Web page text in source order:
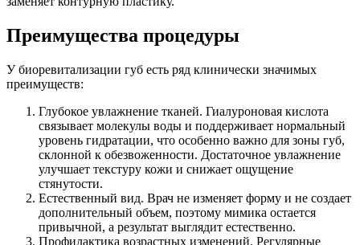
Преимущества процедуры
У биоревитализации губ есть ряд клинически значимых
преимуществ:
Глубокое увлажнение тканей. Гиалуроновая кислота
связывает молекулы воды и поддерживает нормальный
уровень гидратации, что особенно важно для зоны губ,
склонной к обезвоженности. Достаточное увлажнение
улучшает текстуру кожи и снижает ощущение
стянутости.
Естественный вид. Врач не изменяет форму и не создает
дополнительный объем, поэтому мимика остается
привычной, а результат выглядит естественно.
Профилактика возрастных изменений. Регулярные